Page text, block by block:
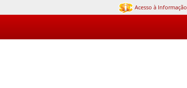
Acesso à Informação